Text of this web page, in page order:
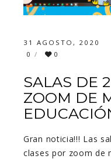
31 AGOSTO, 2020
0
0
SALAS DE
ZOOM DE
Gran noticia!!! Las
clases por zoom de